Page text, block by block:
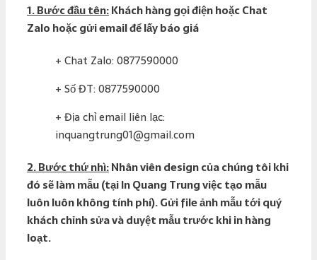
1. Bước đầu tên:Khách hàng gọi điện hoặc Chat
Zalo hoặc gửi email để lấy báo giá
+ Chat Zalo: 0877590000
+ Số ĐT: 0877590000
+ Địa chỉ email liên lạc:
inquangtrung01@gmail.com
2. Bước thứ nhì:Nhân viên design của chúng tôi khi
đó sẽ làm mẫu (tại In Quang Trung việc tạo mẫu
luôn luôn không tính phí). Gửi file ảnh mẫu tới quý
khách chỉnh sửa và duyệt mẫu trước khi in hàng
loạt.